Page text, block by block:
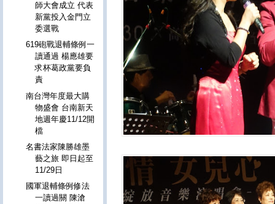
師大會成立 代表
新黨投入金門立
委選戰
619砲戰退輔條例一
讀通過 楊應雄要
求杯葛政黨要負
責
南台灣年度最大購
物盛會 台南新天
地週年慶11/12開
檔
名書法家陳勝雄墨
藝之旅 即日起至
11/29日
國軍退輔條例修法
一讀過關 陳滄